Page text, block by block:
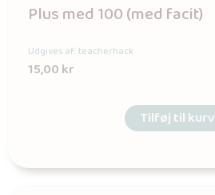
Plus med 100 (med facit)
Udgives af: teacherhack
15,00kr
Tilføj til kurv